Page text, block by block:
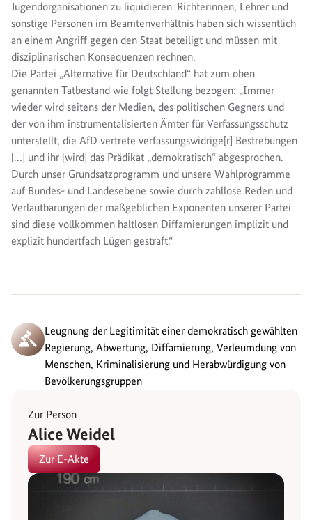
Jugendorganisationen zu liquidieren. Richterinnen, Lehrer und
sonstige Personen im Beamtenverhältnis haben sich wissentlich
an einem Angriff gegen den Staat beteiligt und müssen mit
disziplinarischen Konsequenzen rechnen.
Die Partei „Alternative für Deutschland“ hat zum oben
genannten Tatbestand wie folgt Stellung bezogen: „Immer
wieder wird seitens der Medien, des politischen Gegners und
der von ihm instrumentalisierten Ämter für Verfassungsschutz
unterstellt, die AfD vertrete verfassungswidrige[r] Bestrebungen
[…] und ihr [wird] das Prädikat „demokratisch“ abgesprochen.
Durch unser Grundsatzprogramm und unsere Wahlprogramme
auf Bundes- und Landesebene sowie durch zahllose Reden und
Verlautbarungen der maßgeblichen Exponenten unserer Partei
sind diese vollkommen haltlosen Diffamierungen implizit und
explizit hundertfach Lügen gestraft.“
Leugnung der Legitimität einer demokratisch gewählten
Regierung, Abwertung, Diffamierung, Verleumdung von
Menschen, Kriminalisierung und Herabwürdigung von
Bevölkerungsgruppen
Zur Person
Alice Weidel
Zur E-Akte